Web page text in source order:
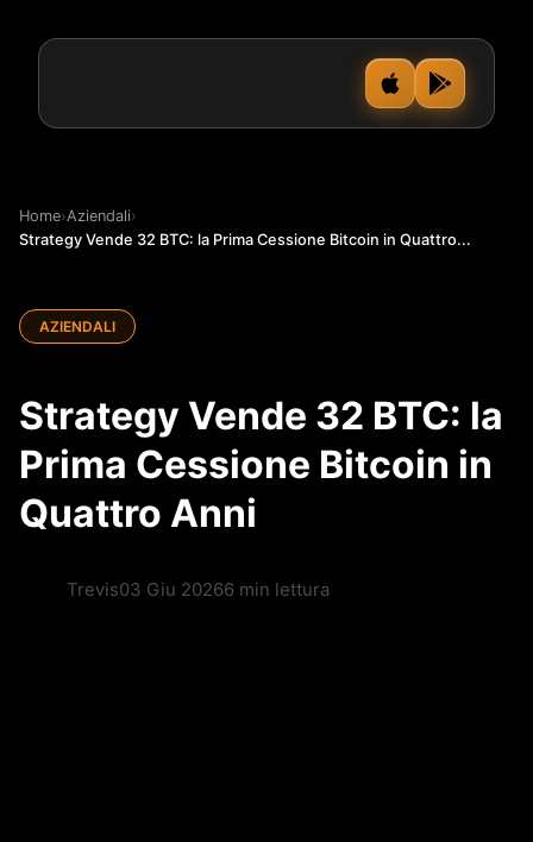
Home›Aziendali›
Strategy Vende 32 BTC: la Prima Cessione Bitcoin in Quattro...
AZIENDALI
Strategy Vende 32 BTC: la
Prima Cessione Bitcoin in
Quattro Anni
Trevis03 Giu 20266 min lettura